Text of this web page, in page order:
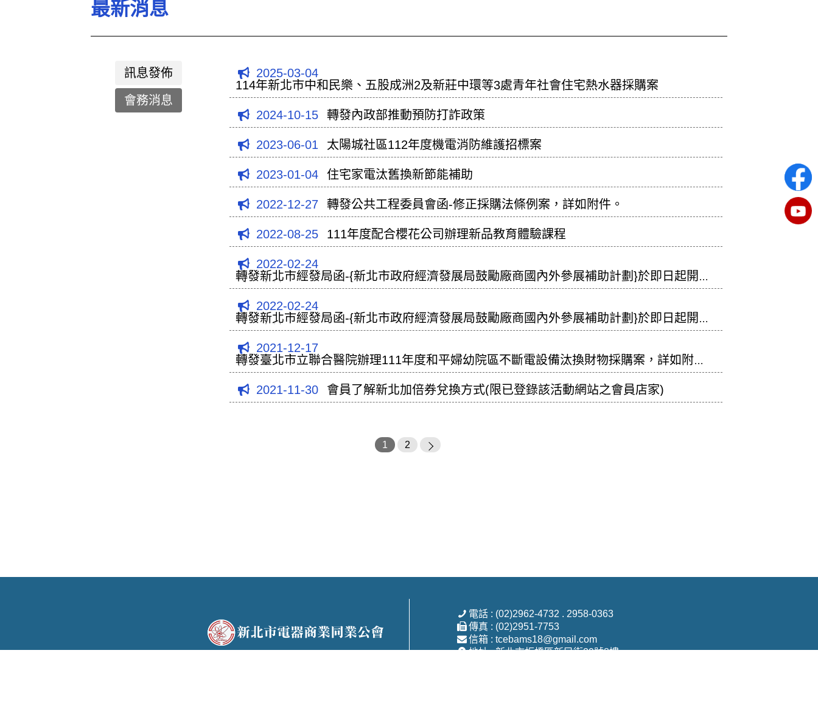
最新消息
訊息發佈
會務消息
2025-03-04
114年新北市中和民樂、五股成洲2及新莊中環等3處青年社會住宅熱水器採購案
2024-10-15 轉發內政部推動預防打詐政策
2023-06-01 太陽城社區112年度機電消防維護招標案
2023-01-04 住宅家電汰舊換新節能補助
2022-12-27 轉發公共工程委員會函-修正採購法條例案，詳如附件。
2022-08-25 111年度配合櫻花公司辦理新品教育體驗課程
2022-02-24
轉發新北市經發局函-{新北市政府經濟發展局鼓勵廠商國內外參展補助計劃}於即日起開放
受理申請
2022-02-24
轉發新北市經發局函-{新北市政府經濟發展局鼓勵廠商國內外參展補助計劃}於即日起開放
受理申請
2021-12-17
轉發臺北市立聯合醫院辦理111年度和平婦幼院區不斷電設備汰換財物採購案，詳如附
件。
2021-11-30
會員了解新北加倍券兌換方式(限已登錄該活動網站之會員店家)
1 2
電話 : (02)2962-4732 . 2958-0363
傳真 : (02)2951-7753
信箱 : tcebams18@gmail.com
地址 : 新北市板橋區新民街29號8樓